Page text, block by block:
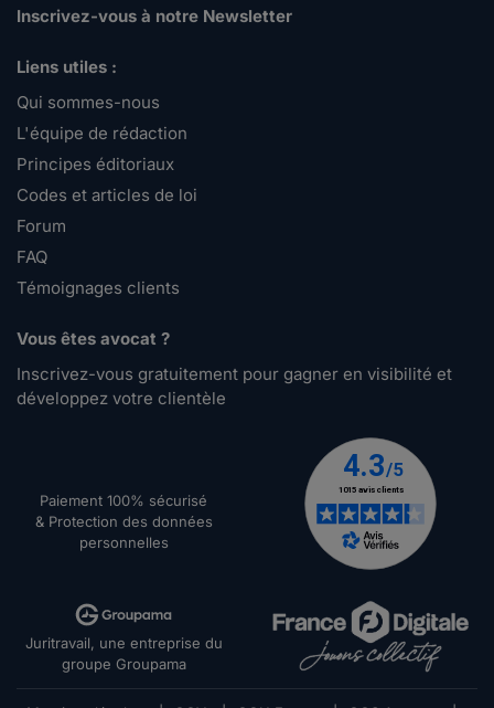
Inscrivez-vous à notre Newsletter
Liens utiles :
Qui sommes-nous
L'équipe de rédaction
Principes éditoriaux
Codes et articles de loi
Forum
FAQ
Témoignages clients
Vous êtes avocat ?
Inscrivez-vous gratuitement pour gagner en visibilité et
développez votre clientèle
Paiement 100% sécurisé
& Protection des données
personnelles
Juritravail, une entreprise du
groupe Groupama